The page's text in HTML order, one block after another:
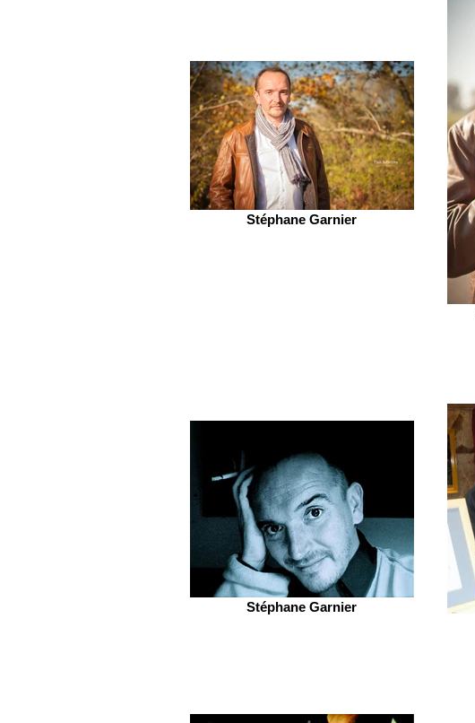
Stéphane Garnier
Stéphane Garnier